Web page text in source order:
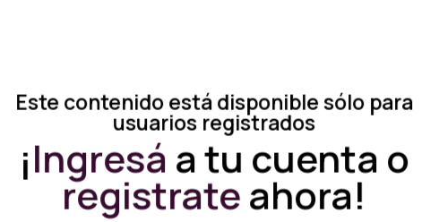
Este contenido está disponible sólo para
usuarios registrados
¡Ingresá a tu cuenta o
registrateahora!